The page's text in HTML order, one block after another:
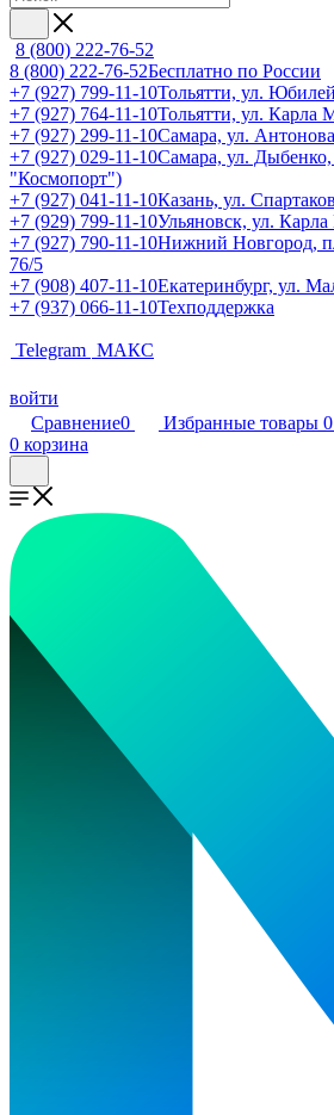
8 (800) 222-76-52
8 (800) 222-76-52Бесплатно по России
+7 (927) 799-11-10Тольятти, ул.
+7 (927) 764-11-10Тольятти, ул. Карла
+7 (927) 299-11-10Самара, ул.
+7 (927) 029-11-10Самара, ул.
"Космопорт")
+7 (927) 041-11-10Казань, ул.
+7 (929) 799-11-10Ульяновск, ул.
+7 (927) 790-11-10Нижний Новгород,
76/5
+7 (908) 407-11-10Екатеринбург, ул.
+7 (937) 066-11-10Техподдержка
Telegram МАКС
войти
Сравнение0 Избранные товары 0
0 корзина